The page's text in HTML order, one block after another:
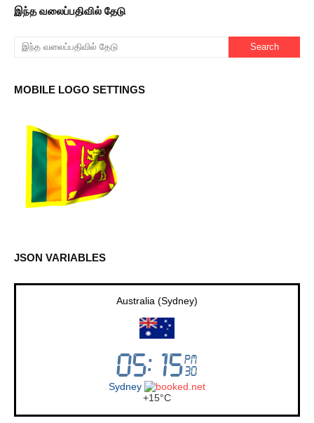
இந்த வலைப்பதிவில் தேடு
MOBILE LOGO SETTINGS
JSON VARIABLES
Sri Lanka
Colombo
+30°C